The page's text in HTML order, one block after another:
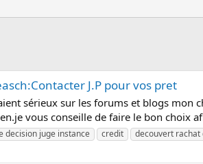
J.P pour vos pret
sérieux sur les forums et blogs mon
vous conseille de faire le bon choix
decision juge instance credit decouvert rachat